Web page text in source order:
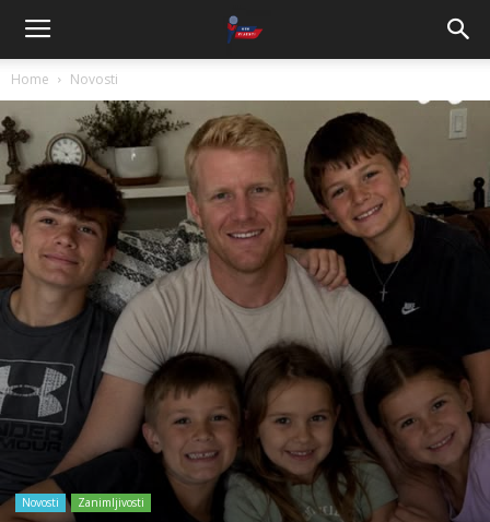
Home Novosti
Novosti Zanimljivosti